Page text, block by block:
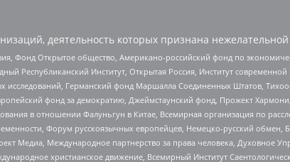
деятельность которых признана
Фонд Открытое общество, Американо-российский фонд по
Республиканский Институт, Открытая Россия, Институт
Германский фонд Маршалла Соединенных Штатов,
фонд за демократию, Джеймстаунский фонд, Прожект
в отношении Фалуньгун в Китае, Всемирная организация по
Форум русскоязычных европейцев, Немецко-русский обмен,
Международное партнерство за права человека, Духовное
христианское движение, Всемирный Институт